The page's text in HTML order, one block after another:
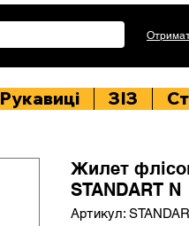
Рукавиці ЗІЗ
Жилет
STANDART N
Артикул: